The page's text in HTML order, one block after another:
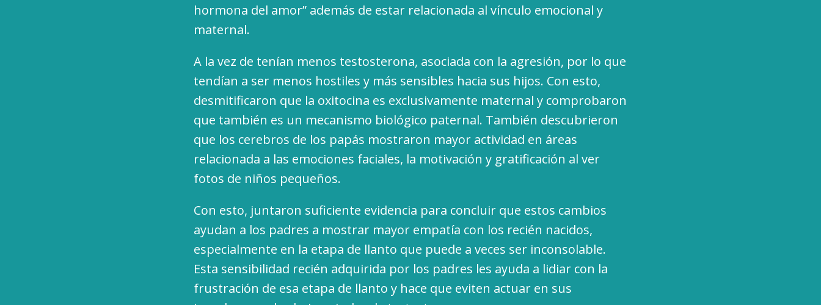
hormona del amor” además de estar relacionada al vínculo emocional y
maternal.
A la vez de tenían menos testosterona, asociada con la agresión, por lo que
tendían a ser menos hostiles y más sensibles hacia sus hijos. Con esto,
desmitificaron que la oxitocina es exclusivamente maternal y comprobaron
que también es un mecanismo biológico paternal. También descubrieron
que los cerebros de los papás mostraron mayor actividad en áreas
relacionada a las emociones faciales, la motivación y gratificación al ver
fotos de niños pequeños.
Con esto, juntaron suficiente evidencia para concluir que estos cambios
ayudan a los padres a mostrar mayor empatía con los recién nacidos,
especialmente en la etapa de llanto que puede a veces ser inconsolable.
Esta sensibilidad recién adquirida por los padres les ayuda a lidiar con la
frustración de esa etapa de llanto y hace que eviten actuar en sus